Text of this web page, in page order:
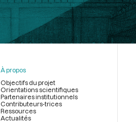
À propos
Objectifs du projet
Orientations scientifiques
Partenaires institutionnels
Contributeurs-trices
Ressources
Actualités